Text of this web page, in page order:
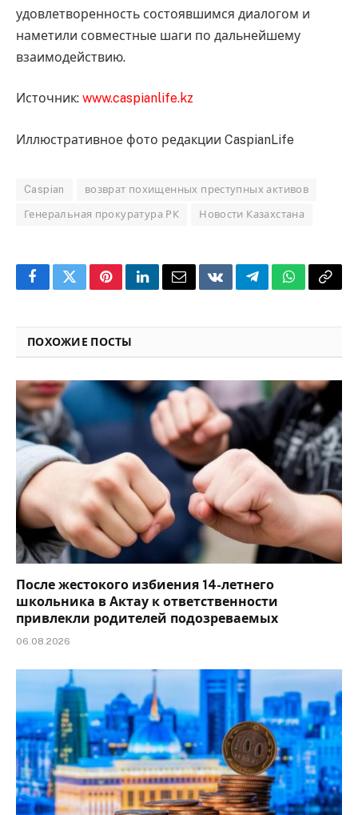
удовлетворенность состоявшимся диалогом и
наметили совместные шаги по дальнейшему
взаимодействию.
Источник: www.caspianlife.kz
Иллюстративное фото редакции CaspianLife
Caspian возврат похищенных преступных активов
Генеральная прокуратура РК Новости Казахстана
FacebookTwitterPinterestLinkedInEmailVKontakteTelegramWhatsApp
Copy
ПОХОЖИЕ ПОСТЫ
После жестокого избиения 14-летнего
школьника в Актау к ответственности
привлекли родителей подозреваемых
06.08.2026